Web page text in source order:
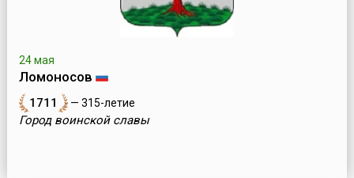
24 мая
Ломоносов
1711 — 315-летие
Город воинской славы